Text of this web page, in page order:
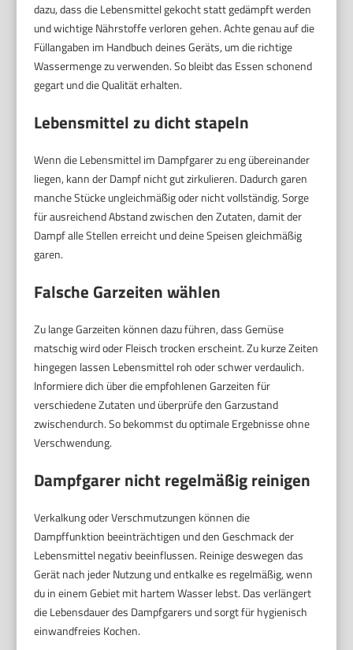
dazu, dass die Lebensmittel gekocht statt gedämpft werden
und wichtige Nährstoffe verloren gehen. Achte genau auf die
Füllangaben im Handbuch deines Geräts, um die richtige
Wassermenge zu verwenden. So bleibt das Essen schonend
gegart und die Qualität erhalten.
Lebensmittel zu dicht stapeln
Wenn die Lebensmittel im Dampfgarer zu eng übereinander
liegen, kann der Dampf nicht gut zirkulieren. Dadurch garen
manche Stücke ungleichmäßig oder nicht vollständig. Sorge
für ausreichend Abstand zwischen den Zutaten, damit der
Dampf alle Stellen erreicht und deine Speisen gleichmäßig
garen.
Falsche Garzeiten wählen
Zu lange Garzeiten können dazu führen, dass Gemüse
matschig wird oder Fleisch trocken erscheint. Zu kurze Zeiten
hingegen lassen Lebensmittel roh oder schwer verdaulich.
Informiere dich über die empfohlenen Garzeiten für
verschiedene Zutaten und überprüfe den Garzustand
zwischendurch. So bekommst du optimale Ergebnisse ohne
Verschwendung.
Dampfgarer nicht regelmäßig reinigen
Verkalkung oder Verschmutzungen können die
Dampffunktion beeinträchtigen und den Geschmack der
Lebensmittel negativ beeinflussen. Reinige deswegen das
Gerät nach jeder Nutzung und entkalke es regelmäßig, wenn
du in einem Gebiet mit hartem Wasser lebst. Das verlängert
die Lebensdauer des Dampfgarers und sorgt für hygienisch
einwandfreies Kochen.